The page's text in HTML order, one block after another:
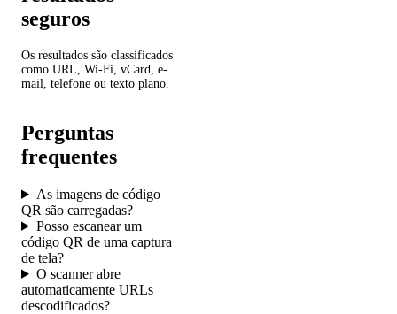
seguros
Os resultados são classificados
como URL, Wi-Fi, vCard, e-
mail, telefone ou texto plano.
Perguntas
frequentes
As imagens de código
QR são carregadas?
Posso escanear um
código QR de uma captura
de tela?
O scanner abre
automaticamente URLs
descodificados?